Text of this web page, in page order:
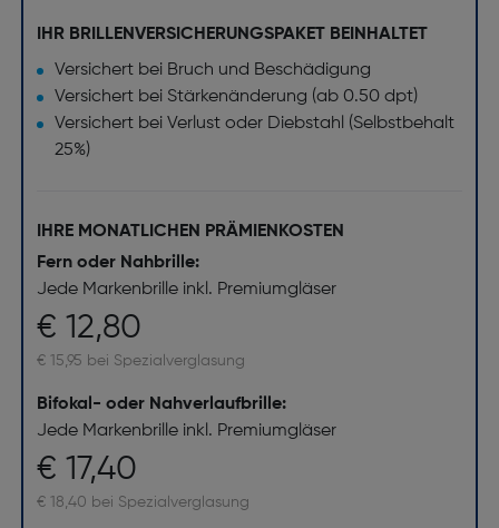
IHR BRILLENVERSICHERUNGSPAKET BEINHALTET
Versichert bei Bruch und Beschädigung
Versichert bei Stärkenänderung (ab 0.50 dpt)
Versichert bei Verlust oder Diebstahl (Selbstbehalt
25%)
IHRE MONATLICHEN PRÄMIENKOSTEN
Fern oder Nahbrille:
Jede Markenbrille inkl. Premiumgläser
€ 12,80
€ 15,95 bei Spezialverglasung
Bifokal- oder Nahverlaufbrille:
Jede Markenbrille inkl. Premiumgläser
€ 17,40
€ 18,40 bei Spezialverglasung